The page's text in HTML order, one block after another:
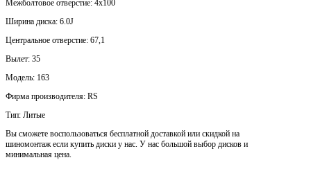
Mежболтовое отверстие: 4x100
Ширина диска: 6.0J
Центральное отверстие: 67,1
Вылет: 35
Модель: 163
Фирма производителя: RS
Тип: Литые
Вы сможете воспользоваться бесплатной доставкой или скидкой на
шиномонтаж если купить диски у нас. У нас большой выбор дисков и
минимальная цена.